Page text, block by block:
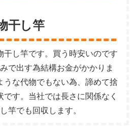
干し竿
干し竿です。買う時安いのです
で出す為結構お金がかかりま
うな代物でもない為、諦めて捨
す。当社では長さに関係なく
竿でも回収します。